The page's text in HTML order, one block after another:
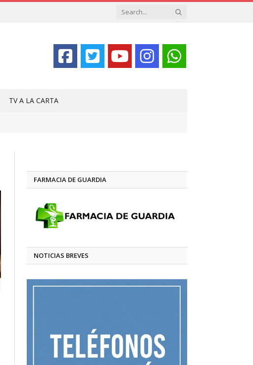
TV A LA CARTA
FARMACIA DE GUARDIA
NOTICIAS BREVES